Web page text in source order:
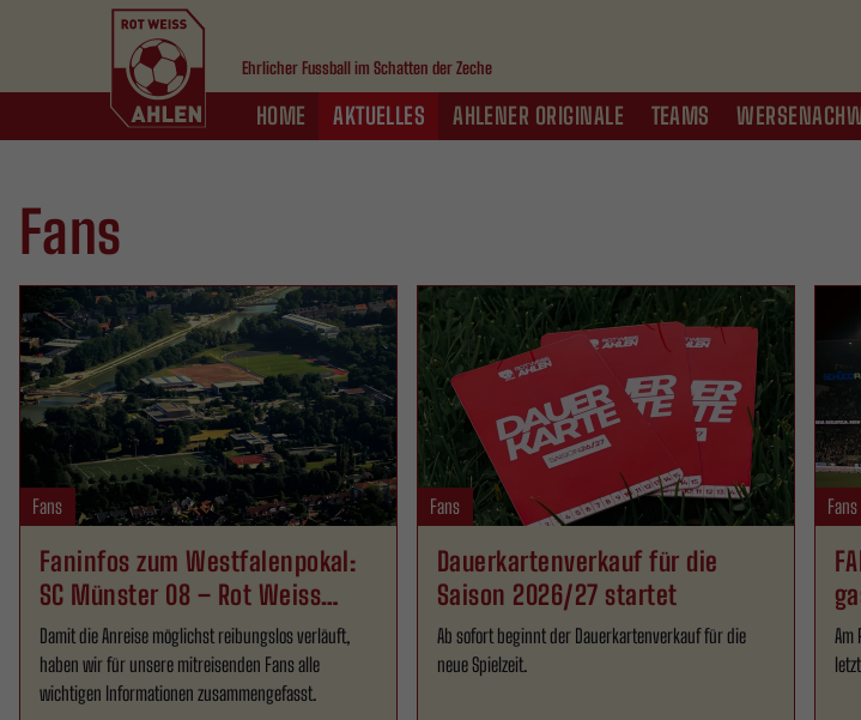
Ehrlicher Fussball im Schatten der Zeche
HOME AKTUELLES AHLENER ORIGINALE TEAMS
Fans
Fans
Faninfos zum Westfalenpokal:
SC Münster 08 – Rot Weiss
Ahlen
Damit die Anreise möglichst reibungslos verläuft,
haben wir für unsere mitreisenden Fans alle
wichtigen Informationen zusammengefasst.
Fans
Dauerkartenverkauf für die
Saison 2026/27 startet
Ab sofort beginnt der Dauerkartenverkauf für die
neue Spielzeit.
Fans
Am